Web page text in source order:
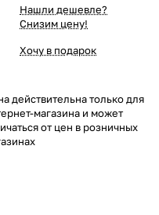
Нашли дешевле?
Снизим цену!
Хочу в подарок
действительна только для
магазина и может
от цен в розничных